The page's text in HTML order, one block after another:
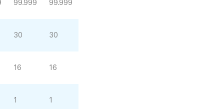
99.999 99.999
30 30
16 16
1 1